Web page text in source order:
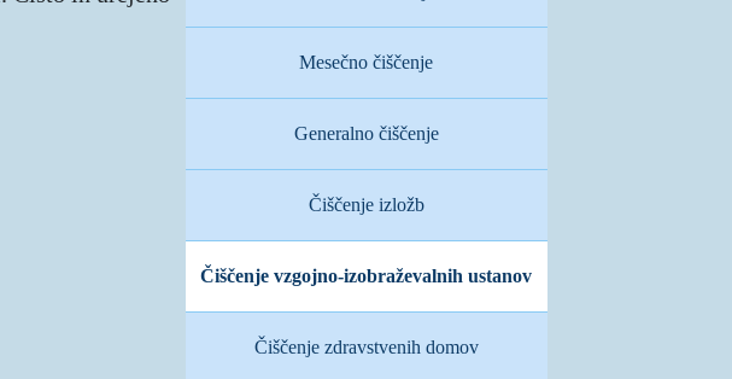
Mesečno čiščenje
Generalno čiščenje
Čiščenje izložb
Čiščenje vzgojno-izobraževalnih ustanov
Čiščenje zdravstvenih domov